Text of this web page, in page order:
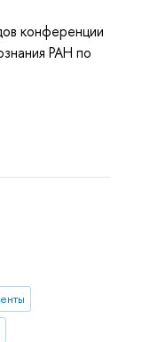
конференции
РАН по